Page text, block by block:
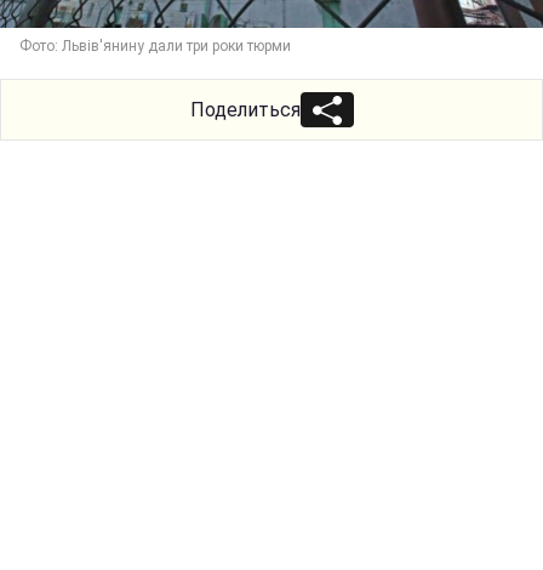
Фото: Львів'янину дали три роки тюрми
Поделиться